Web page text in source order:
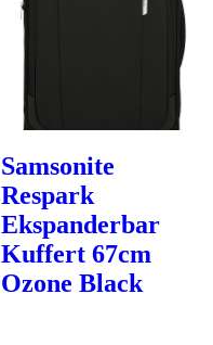
Samsonite
Respark
Ekspanderbar
Kuffert 67cm
Ozone Black